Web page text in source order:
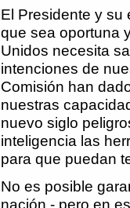
El Presidente y su
que sea oportuna
Unidos necesita
intenciones de
Comisión han
nuestras
nuevo siglo
inteligencia las
para que puedan
No es posible
nación - pero en